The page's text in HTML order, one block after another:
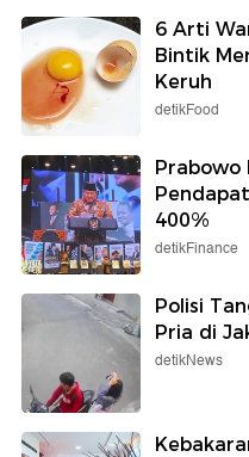
6 Arti
Bintik
Keruh
detikFood
Prabowo
400%
detikFinance
Polisi
Pria di
detikNews